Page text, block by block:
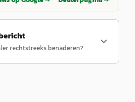
rechtstreeks benaderen?